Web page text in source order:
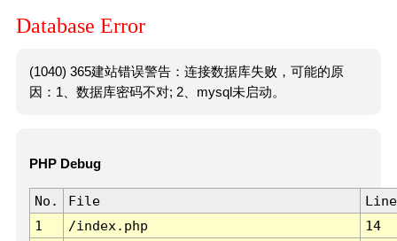
Database Error
(1040) 365建站错误警告：连接数据库失败，可能的原
因：1、数据库密码不对; 2、mysql未启动。
PHP Debug
No. File
Line
1
/index.php 14